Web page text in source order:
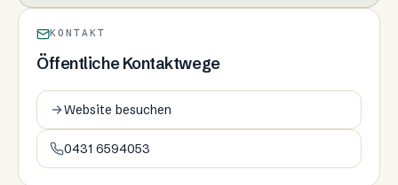
KONTAKT
Öffentliche Kontaktwege
Website besuchen
0431 6594053